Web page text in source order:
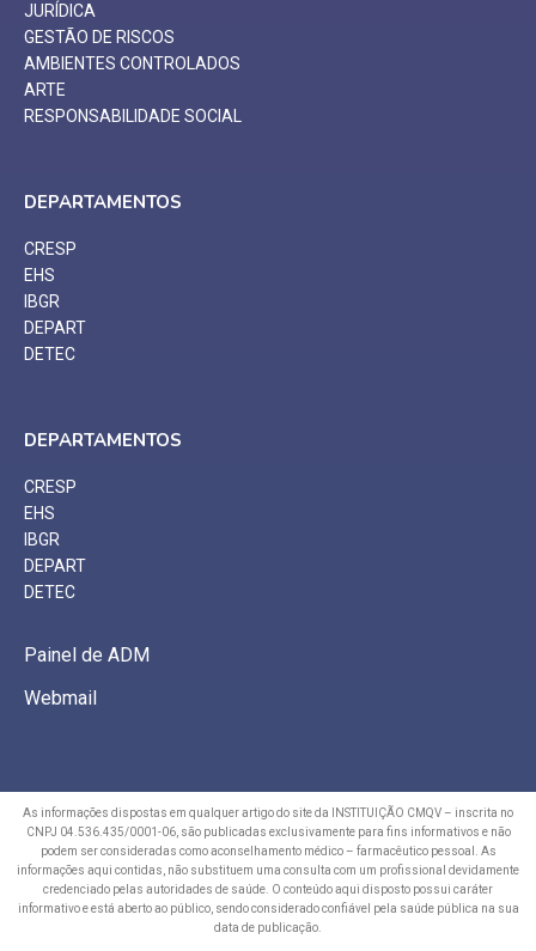
JURÍDICA
GESTÃO DE RISCOS
AMBIENTES CONTROLADOS
ARTE
RESPONSABILIDADE SOCIAL
DEPARTAMENTOS
CRESP
EHS
IBGR
DEPART
DETEC
DEPARTAMENTOS
CRESP
EHS
IBGR
DEPART
DETEC
Painel de ADM
Webmail
As informações dispostas em qualquer artigo do site da INSTITUIÇÃO CMQV – inscrita no
CNPJ 04.536.435/0001-06, são publicadas exclusivamente para fins informativos e não
podem ser consideradas como aconselhamento médico – farmacêutico pessoal. As
informações aqui contidas, não substituem uma consulta com um profissional devidamente
credenciado pelas autoridades de saúde. O conteúdo aqui disposto possui caráter
informativo e está aberto ao público, sendo considerado confiável pela saúde pública na sua
data de publicação.